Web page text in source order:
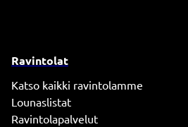
Ravintolat
Katso kaikki ravintolamme
Lounaslistat
Ravintolapalvelut